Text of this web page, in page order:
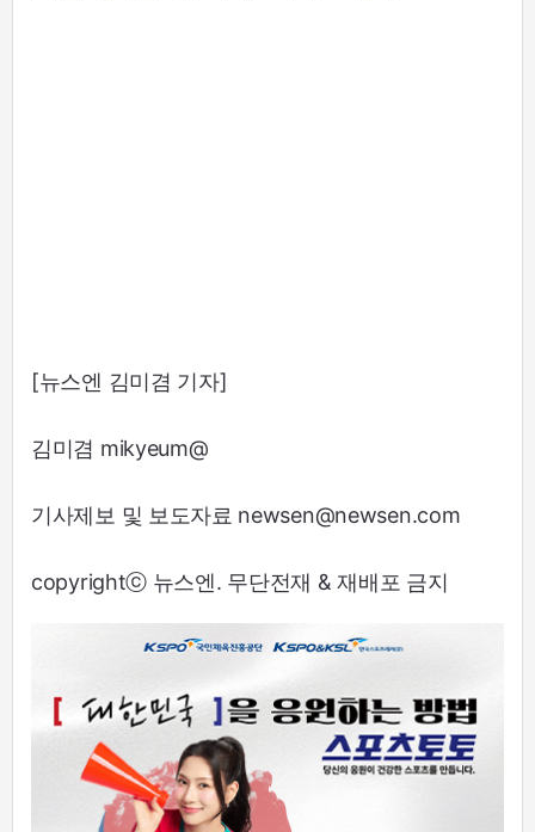
[뉴스엔 김미겸 기자]
김미겸 mikyeum@
기사제보 및 보도자료 newsen@newsen.com
copyrightⓒ 뉴스엔. 무단전재 & 재배포 금지